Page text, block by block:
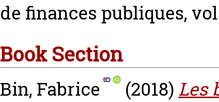
de finances publiques,
Book Section
Bin, Fabrice (2018) Les